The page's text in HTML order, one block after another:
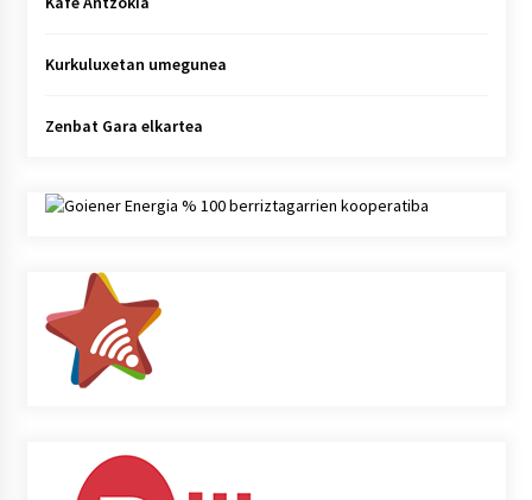
Kurkuluxetan umegunea
Zenbat Gara elkartea